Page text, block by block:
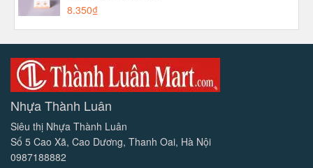
8.350₫
Nhựa Thành Luân
Siêu thị Nhựa Thành Luân
Số 5 Cao Xã, Cao Dương, Thanh Oai, Hà Nội
0987188882